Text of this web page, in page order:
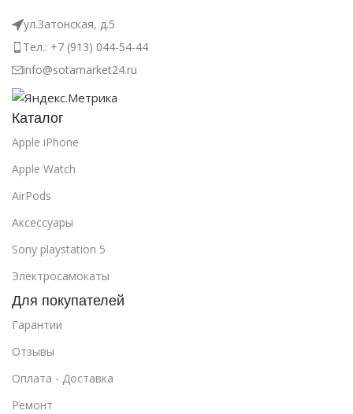
ул.Затонская, д.5
Тел.: +7 (913) 044-54-44
info@sotamarket24.ru
Каталог
Apple iPhone
Apple Watch
AirPods
Аксессуары
Sony playstation 5
Электросамокаты
Для покупателей
Гарантии
Отзывы
Оплата - Доставка
Ремонт